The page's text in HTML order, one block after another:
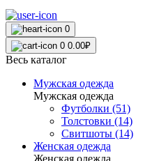
0
0 0.00₽
Весь каталог
Мужская одежда
Мужская одежда
Футболки (51)
Толстовки (14)
Свитшоты (14)
Женская одежда
Женская одежда